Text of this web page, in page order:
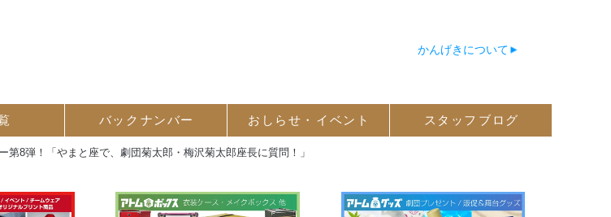
かんげきについて
バック ナンバー おしらせ・ イベント スタッフ ブログ
第8弾！「やまと座で、劇団菊太郎・梅沢菊太郎座長に質問！」